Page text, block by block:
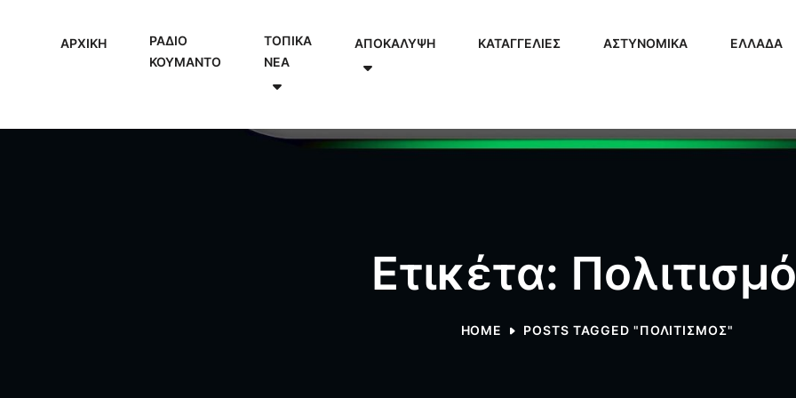
ΑΡΧΙΚΗ
ΡΑΔΙΟ
ΚΟΥΜΑΝΤΟ
ΤΟΠΙΚΑ
NEA
ΑΠΟΚΑΛΥΨΗ ΚΑΤΑΓΓΕΛΙΕΣ ΑΣΤΥΝΟΜΙΚΑ ΕΛΛΑΔΑ
Ετικέτα:
HOME POSTS TAGGED "ΠΟΛΙΤΙΣΜΌΣ"